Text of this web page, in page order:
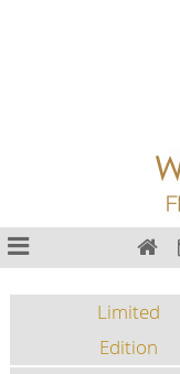
Limited
Edition